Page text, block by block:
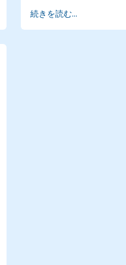
続きを読む...